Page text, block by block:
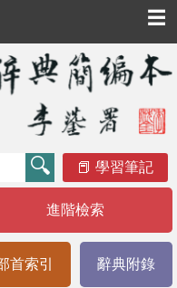
☰
學習筆記
進階檢索
首索引 辭典附錄